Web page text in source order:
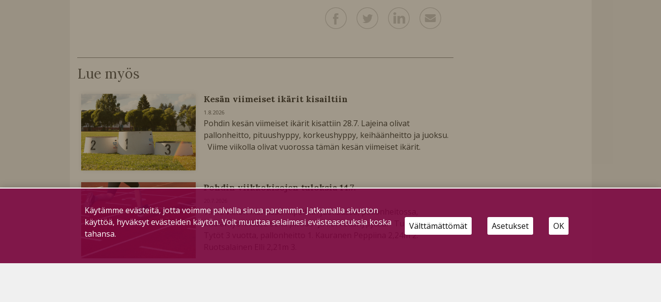
Lue myös
Kesän viimeiset ikärit kisailtiin
1.8.2026
Pohdin kesän viimeiset ikärit kisattiin 28.7. Lajeina olivat
pallonheitto, pituushyppy, korkeushyppy, keihäänheitto ja juoksu.
Viime viikolla olivat vuorossa tämän kesän viimeiset ikärit.
Pohdin viikkokisojen tuloksia 14.7.
Viime viikon ikäreissä kilpailtiin juoksussa, pallonheitossa,
kuulantyönnössä sekä pituus- ja korkeushypyssä. Tulokset:
Tytöt 3 vuotta, pallonheitto 1. Kauranen Peppiina 2,24m 2.
Käytämme evästeitä, jotta voimme palvella sinua paremmin. Jatkamalla sivuston
käyttöä, hyväksyt evästeiden käytön. Voit muuttaa selaimesi evästeasetuksia koska
tahansa.
Välttämättömät Asetukset OK